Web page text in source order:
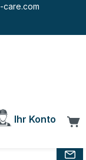
care.com
0 Produkte
Ihr Konto